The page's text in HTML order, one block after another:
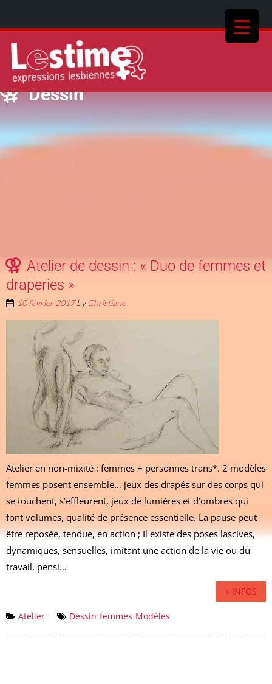
Dessin
Atelier de dessin : « Duo de femmes et
draperies »
10 février 2017byChristiane
Atelier en non-mixité : femmes + personnes trans*. 2 modèles
femmes posent ensemble… jeux des drapés sur des corps qui
se touchent, s’effleurent, jeux de lumières et d’ombres qui
font volumes, qualité de présence essentielle. La pause peut
être reposée, tendue, en action ; Il existe des poses lascives,
dynamiques, sensuelles, imitant une action de la vie ou du
travail, pensi...
+ INFOS
Atelier Dessin femmes Modéles